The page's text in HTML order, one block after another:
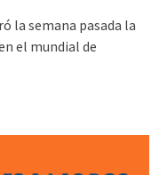
la semana pasada la
el mundial de